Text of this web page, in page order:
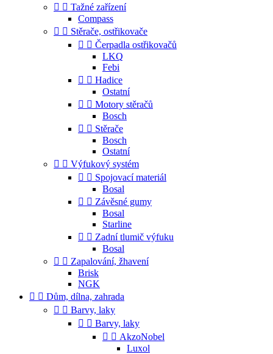
  Tažné zařízení
Compass
  Stěrače, ostřikovače
  Čerpadla ostřikovačů
LKQ
Febi
  Hadice
Ostatní
  Motory stěračů
Bosch
  Stěrače
Bosch
Ostatní
  Výfukový systém
  Spojovací materiál
Bosal
  Závěsné gumy
Bosal
Starline
  Zadní tlumič výfuku
Bosal
  Zapalování, žhavení
Brisk
NGK
  Dům, dílna, zahrada
  Barvy, laky
  Barvy, laky
  AkzoNobel
Luxol